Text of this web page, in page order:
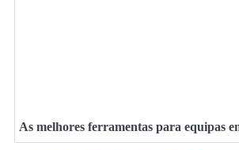
As melhores ferramentas para equipas